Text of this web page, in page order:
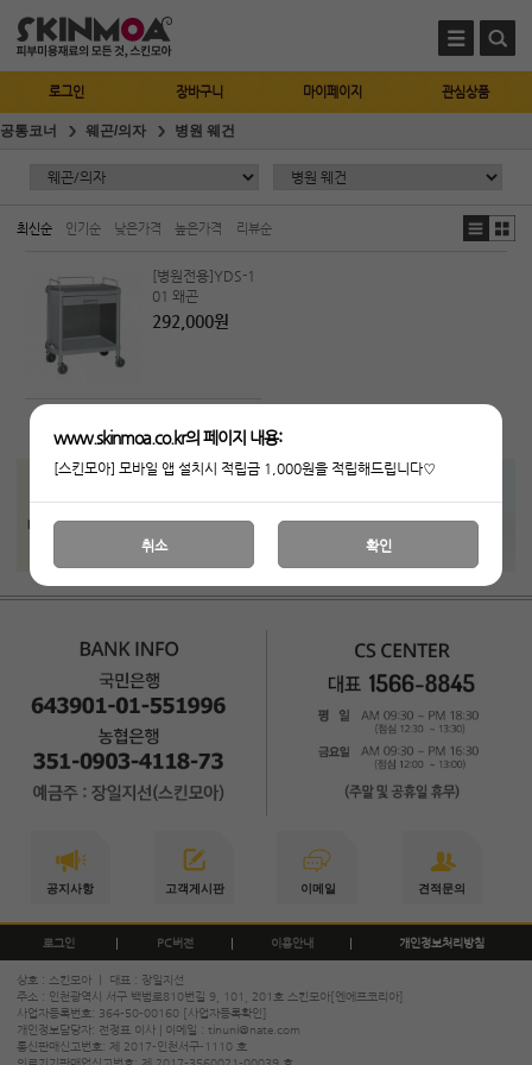
로그인 장바구니 마이페이지 관심상품
공통코너 웨곤/의자 병원 웨건
최신순 인기순 낮은가격 높은가격 리뷰순
[병원전용]YDS-1
01 왜곤
292,000원
공지사항 고객게시판 이메일 견적문의
로그인 PC버전 이용안내 개인정보처리방침
상호 : 스킨모아 ㅣ 대표 : 장일지선
주소 : 인천광역시 서구 백범로810번길 9, 101, 201호 스킨모아[엔에프코리아]
사업자등록번호: 364-50-00160 [사업자등록확인]
개인정보담당자: 전정표 이사 | 이메일 : tinuni@nate.com
통신판매신고번호: 제 2017-인천서구-1110 호
www.skinmoa.co.kr의 페이지 내용:
[스킨모아] 모바일 앱 설치시 적립금 1,000원을 적립해드립니다♡
취소 확인